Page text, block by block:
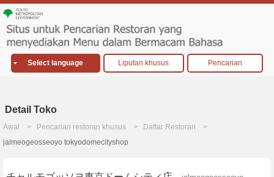
Select language Liputan khusus Pencarian
Detail Toko
Awal Pencarian restoran khusus
Daftar Restoran
jalmeogeosseoyo tokyodomecityshop